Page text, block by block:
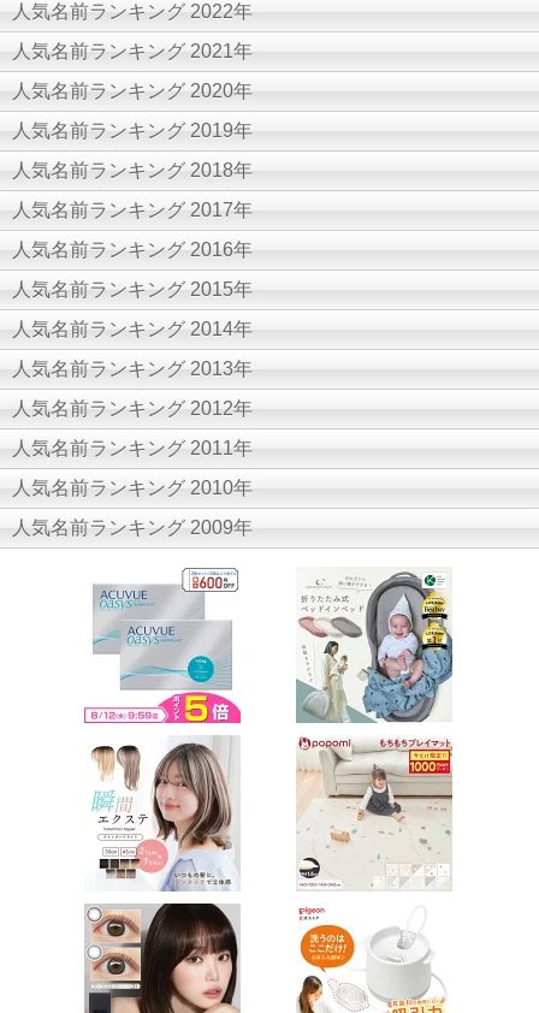
人気名前ランキング 2022年
人気名前ランキング 2021年
人気名前ランキング 2020年
人気名前ランキング 2019年
人気名前ランキング 2018年
人気名前ランキング 2017年
人気名前ランキング 2016年
人気名前ランキング 2015年
人気名前ランキング 2014年
人気名前ランキング 2013年
人気名前ランキング 2012年
人気名前ランキング 2011年
人気名前ランキング 2010年
人気名前ランキング 2009年